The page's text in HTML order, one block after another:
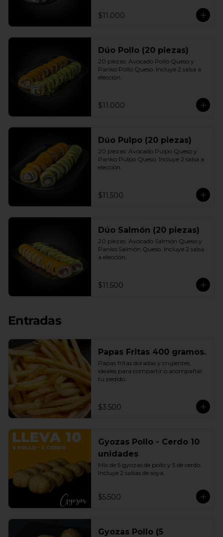
$11.000
Dúo Pollo (20 piezas)
20 piezas: Avocado Pollo Queso y
Panko Pollo Queso. Incluye 2 salsa a
elección.
$11.000
Dúo Pulpo (20 piezas)
20 piezas: Avocado Pulpo Queso y
Panko Pulpo Queso. Incluye 2 salsa a
elección.
$11.500
Dúo Salmón (20 piezas)
20 piezas: Avocado Salmón Queso y
Panko Salmón Queso. Incluye 2 salsa
a elección.
$11.500
Entradas
Papas Fritas 400 gramos.
Papas fritas doradas y crujientes,
ideales para compartir o acompañar
tu pedido.
$3.500
Gyozas Pollo - Cerdo 10
unidades
Mix de 5 gyozas de pollo y 5 de cerdo.
Incluye 2 salsas de soya.
$5.500
Gyozas Pollo (5